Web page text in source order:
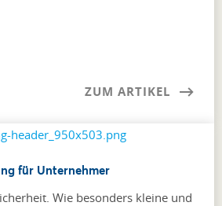
ZUM ARTIKEL
für Unternehmer
Wie besonders kleine und